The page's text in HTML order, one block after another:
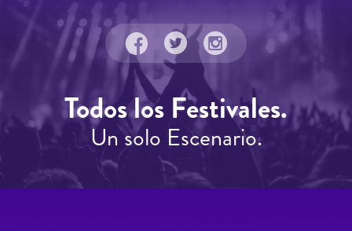
Todos los Festivales.
Un solo Escenario.